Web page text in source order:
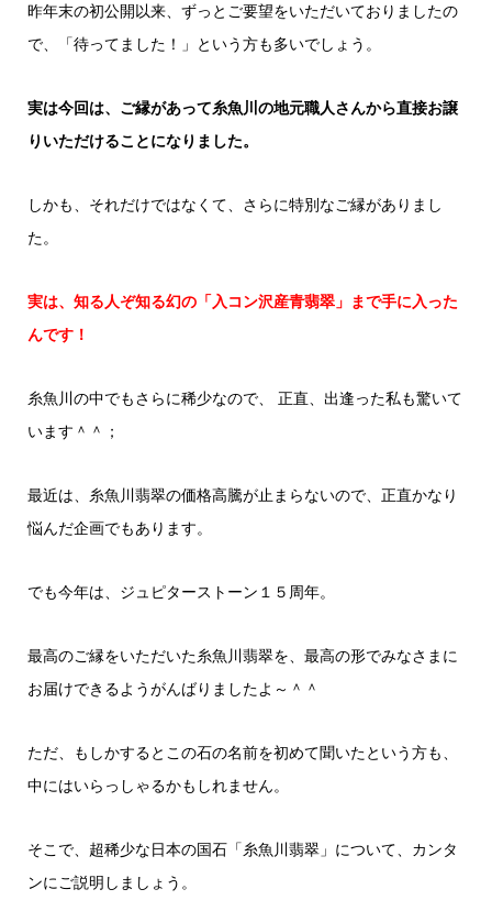
昨年末の初公開以来、ずっとご要望をいただいておりましたの
で、「待ってました！」という方も多いでしょう。
実は今回は、ご縁があって糸魚川の地元職人さんから直接お譲
りいただけることになりました。
しかも、それだけではなくて、さらに特別なご縁がありまし
た。
実は、知る人ぞ知る幻の「入コン沢産青翡翠」まで手に入った
んです！
糸魚川の中でもさらに稀少なので、 正直、出逢った私も驚いて
います＾＾；
最近は、糸魚川翡翠の価格高騰が止まらないので、正直かなり
悩んだ企画でもあります。
でも今年は、ジュピターストーン１５周年。
最高のご縁をいただいた糸魚川翡翠を、最高の形でみなさまに
お届けできるようがんばりましたよ～＾＾
ただ、もしかするとこの石の名前を初めて聞いたという方も、
中にはいらっしゃるかもしれません。
そこで、超稀少な日本の国石「糸魚川翡翠」について、カンタ
ンにご説明しましょう。